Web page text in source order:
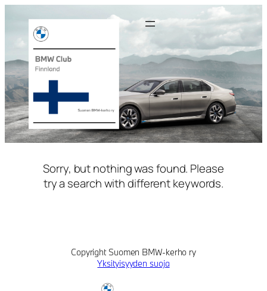
sisältöön
Sorry, but nothing was found. Please
try a search with different keywords.
Copyright Suomen BMW-kerho ry
Yksityisyyden suoja